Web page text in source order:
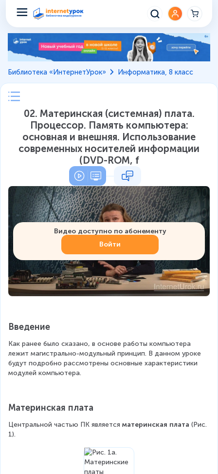
Библиотека «ИнтернетУрок» Информатика, 8 класс
02. Материнская (системная) плата.
Процессор. Память компьютера:
основная и внешняя. Использование
современных носителей информации
(DVD-ROM, f
Видео доступно по абонементу
Войти
Введение
Как ранее было сказано, в основе работы компьютера
лежит магистрально-модульный принцип. В данном уроке
будут подробно рассмотрены основные характеристики
модулей компьютера.
Материнская плата
Центральной частью ПК является материнская плата (Рис.
1).